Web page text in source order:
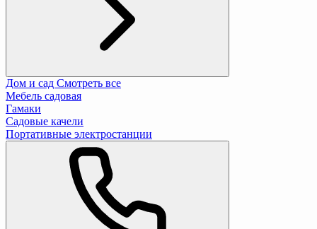
Дом и сад Смотреть все
Мебель садовая
Гамаки
Садовые качели
Портативные электростанции